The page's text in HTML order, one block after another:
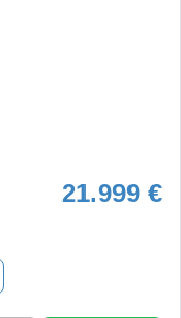
21.999 €